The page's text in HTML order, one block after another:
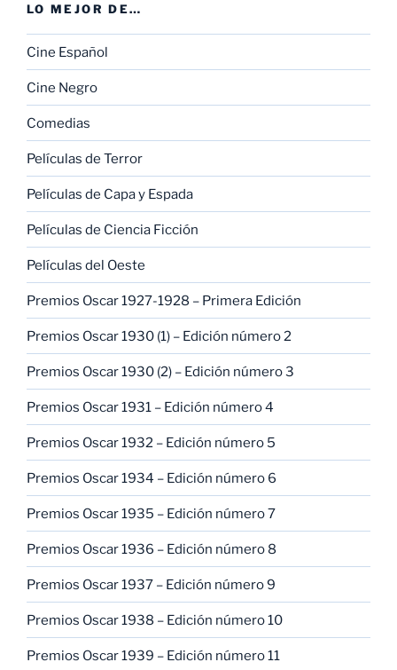
LO MEJOR DE…
Cine Español
Cine Negro
Comedias
Películas de Terror
Películas de Capa y Espada
Películas de Ciencia Ficción
Películas del Oeste
Premios Oscar 1927-1928 – Primera Edición
Premios Oscar 1930 (1) – Edición número 2
Premios Oscar 1930 (2) – Edición número 3
Premios Oscar 1931 – Edición número 4
Premios Oscar 1932 – Edición número 5
Premios Oscar 1934 – Edición número 6
Premios Oscar 1935 – Edición número 7
Premios Oscar 1936 – Edición número 8
Premios Oscar 1937 – Edición número 9
Premios Oscar 1938 – Edición número 10
Premios Oscar 1939 – Edición número 11